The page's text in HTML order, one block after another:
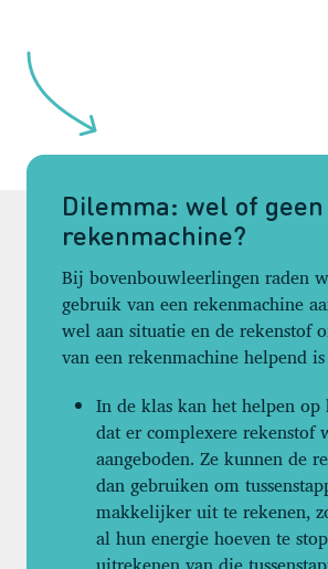
Dilemma: wel of geen
rekenmachine?
Bij bovenbouwleerlingen raden
gebruik van een rekenmachine
wel aan situatie en de rekenstof
van een rekenmachine helpend
In de klas kan het helpen
dat er complexere rekenstof
aangeboden. Ze kunnen de
dan gebruiken om
makkelijker uit te rekenen,
al hun energie hoeven te